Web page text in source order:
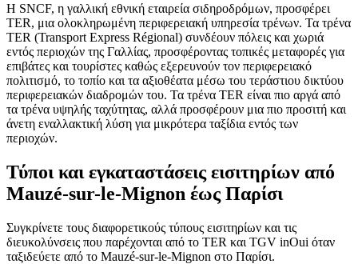
Η SNCF, η γαλλική εθνική εταιρεία σιδηροδρόμων, προσφέρει
TER, μια ολοκληρωμένη περιφερειακή υπηρεσία τρένων. Τα τρένα
TER (Transport Express Régional) συνδέουν πόλεις και χωριά
εντός περιοχών της Γαλλίας, προσφέροντας τοπικές μεταφορές για
επιβάτες και τουρίστες καθώς εξερευνούν τον περιφερειακό
πολιτισμό, το τοπίο και τα αξιοθέατα μέσω του τεράστιου δικτύου
περιφερειακών διαδρομών του. Τα τρένα TER είναι πιο αργά από
τα τρένα υψηλής ταχύτητας, αλλά προσφέρουν μια πιο προσιτή και
άνετη εναλλακτική λύση για μικρότερα ταξίδια εντός των
περιοχών.
Τύποι και εγκαταστάσεις εισιτηρίων από
Mauzé-sur-le-Mignon έως Παρίσι
Συγκρίνετε τους διαφορετικούς τύπους εισιτηρίων και τις
διευκολύνσεις που παρέχονται από το TER και TGV inOui όταν
ταξιδεύετε από το Mauzé-sur-le-Mignon στο Παρίσι.